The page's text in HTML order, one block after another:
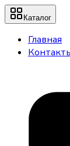
Каталог
Главная